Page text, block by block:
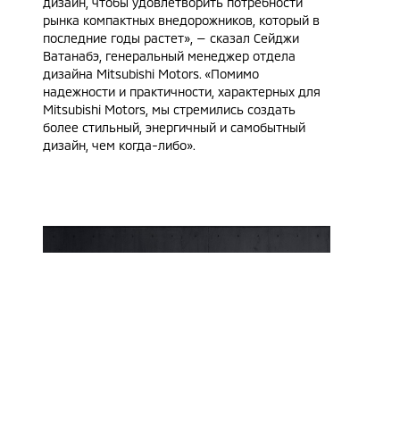
рынка компактных внедорожников, который в
последние годы растет», — сказал Сейджи
Ватанабэ, генеральный менеджер отдела
дизайна Mitsubishi Motors. «Помимо
надежности и практичности, характерных для
Mitsubishi Motors, мы стремились создать
более стильный, энергичный и самобытный
дизайн, чем когда-либо».